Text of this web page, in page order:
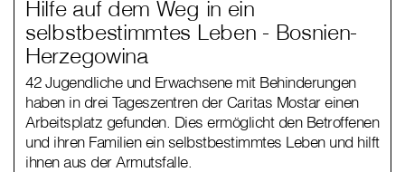
Hilfe auf dem Weg in ein
selbstbestimmtes Leben - Bosnien-
Herzegowina
42 Jugendliche und Erwachsene mit Behinderungen
haben in drei Tageszentren der Caritas Mostar einen
Arbeitsplatz gefunden. Dies ermöglicht den Betroffenen
und ihren Familien ein selbstbestimmtes Leben und hilft
ihnen aus der Armutsfalle.